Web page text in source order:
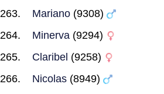
Mariano (9308)
Minerva (9294)
Claribel (9258)
Nicolas (8949)